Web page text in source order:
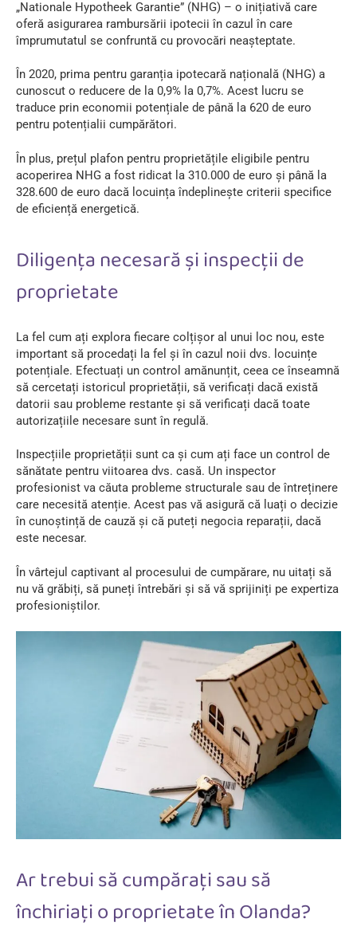
„Nationale Hypotheek Garantie” (NHG) – o inițiativă care
oferă asigurarea rambursării ipotecii în cazul în care
împrumutatul se confruntă cu provocări neașteptate.
În 2020, prima pentru garanția ipotecară națională (NHG) a
cunoscut o reducere de la 0,9% la 0,7%. Acest lucru se
traduce prin economii potențiale de până la 620 de euro
pentru potențialii cumpărători.
În plus, prețul plafon pentru proprietățile eligibile pentru
acoperirea NHG a fost ridicat la 310.000 de euro și până la
328.600 de euro dacă locuința îndeplinește criterii specifice
de eficiență energetică.
Diligența necesară și inspecții de
proprietate
La fel cum ați explora fiecare colțișor al unui loc nou, este
important să procedați la fel și în cazul noii dvs. locuințe
potențiale. Efectuați un control amănunțit, ceea ce înseamnă
să cercetați istoricul proprietății, să verificați dacă există
datorii sau probleme restante și să verificați dacă toate
autorizațiile necesare sunt în regulă.
Inspecțiile proprietății sunt ca și cum ați face un control de
sănătate pentru viitoarea dvs. casă. Un inspector
profesionist va căuta probleme structurale sau de întreținere
care necesită atenție. Acest pas vă asigură că luați o decizie
în cunoștință de cauză și că puteți negocia reparații, dacă
este necesar.
În vârtejul captivant al procesului de cumpărare, nu uitați să
nu vă grăbiți, să puneți întrebări și să vă sprijiniți pe expertiza
profesioniștilor.
Ar trebui să cumpărați sau să
închiriați o proprietate în Olanda?